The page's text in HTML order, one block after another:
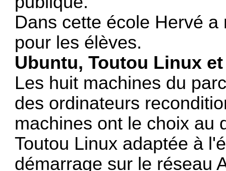
Dans cette école Hervé
pour les élèves.
Ubuntu, Toutou Linux
Les huit machines du
des ordinateurs
machines ont le choix au
Toutou Linux adaptée à
démarrage sur le réseau